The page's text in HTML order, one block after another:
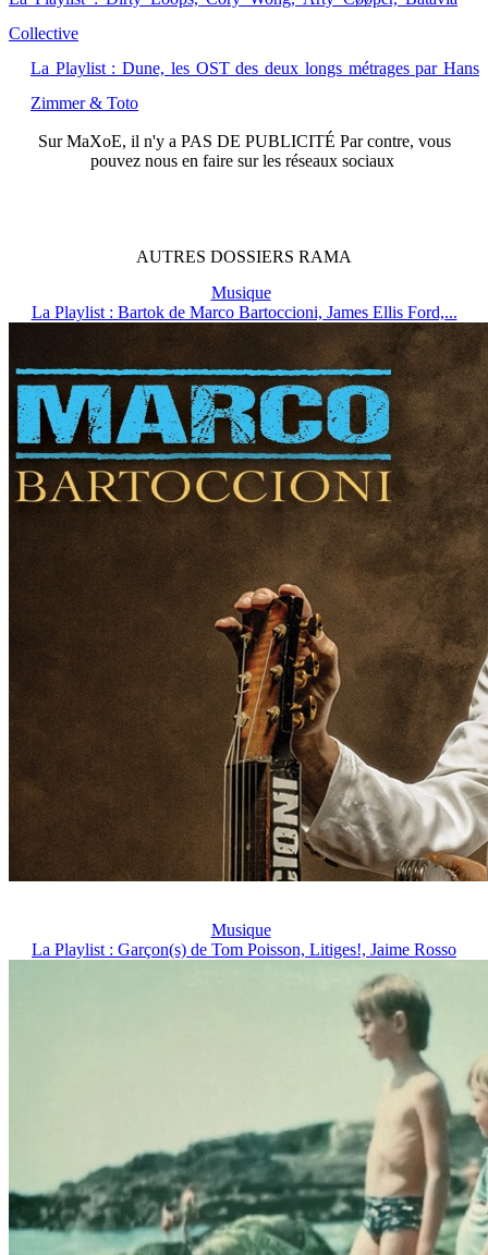
Collective
La Playlist : Dune, les OST des deux longs métrages par Hans
Zimmer & Toto
SurMaXoE, il n'y a PAS DE PUBLICITÉ Par contre, vous
pouvez nous en faire sur les réseaux sociaux
AUTRES DOSSIERS RAMA
Musique
La Playlist : Bartok de Marco Bartoccioni, James Ellis Ford,...
Musique
La Playlist : Garçon(s) de Tom Poisson, Litiges!, Jaime Rosso